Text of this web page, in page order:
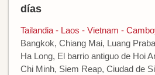
días
Tailandia - Laos - Vietnam -
Bangkok, Chiang Mai, Luang
Ha Long, El barrio antiguo de Hoi
Chi Minh, Siem Reap, Ciudad de